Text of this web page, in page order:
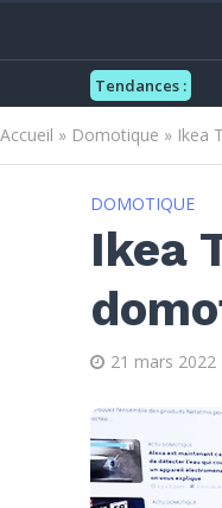
Tendances :
Accueil » Domotique » Ikea
DOMOTIQUE
Ikea
21 mars 2022